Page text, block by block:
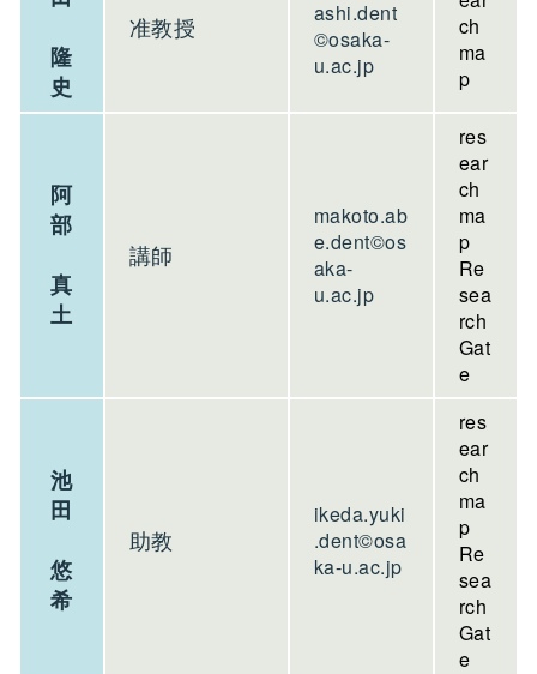
隆
史
准教授
ashi.dent
©osaka-
u.ac.jp
ch
ma
p
阿
部
真
土
講師
makoto.ab
e.dent©os
aka-
u.ac.jp
res
ear
ch
ma
p
Re
sea
rch
Gat
e
池
田
悠
希
助教
ikeda.yuki
.dent©osa
ka-u.ac.jp
res
ear
ch
ma
p
Re
sea
rch
Gat
e